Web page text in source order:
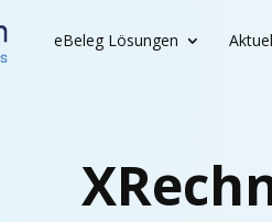
eBeleg Lösun­gen